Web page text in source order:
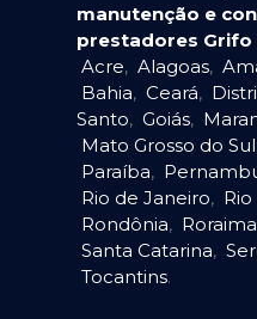
manutenção e
prestadores
Acre, Alagoas,
Bahia, Ceará,
Santo, Goiás,
Mato Grosso do Sul
Paraíba,
Rio de Janeiro,
Rondônia, Roraima
Santa Catarina,
Tocantins.